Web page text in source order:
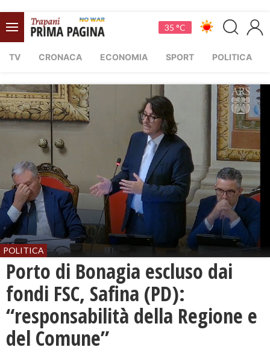
35 °C
TV CRONACA ECONOMIA SPORT POLITICA
POLITICA
Porto di Bonagia escluso dai
fondi FSC, Safina (PD):
“responsabilità della Regione e
del Comune”